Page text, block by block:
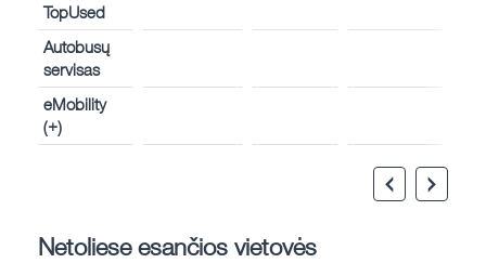
TopUsed
Autobusų
servisas
eMobility
(+)
Netoliese esančios vietovės